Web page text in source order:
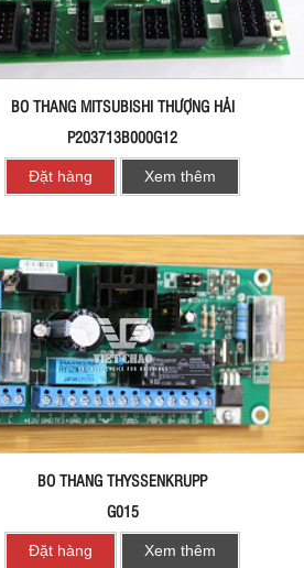
BO THANG MITSUBISHI THƯỢNG HẢI
P203713B000G12
Đặt hàng Xem thêm
BO THANG THYSSENKRUPP
G015
Đặt hàng Xem thêm